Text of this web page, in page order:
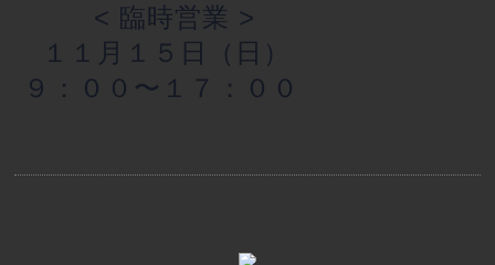
< 臨時営業 >
１１月１５日（日）
９：００〜１７：００